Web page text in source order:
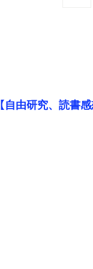
【自由研究、読書